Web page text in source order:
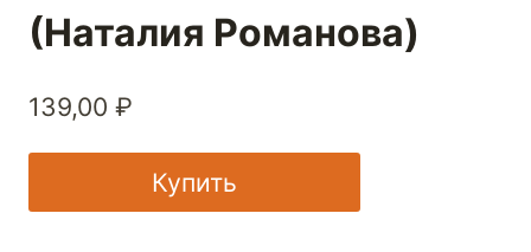
(Наталия Романова)
139,00 ₽
Купить